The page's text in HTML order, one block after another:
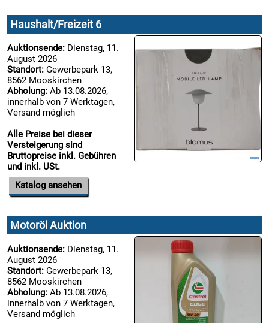
18.08:
18.08:
18.08:
18.08:
18.08:
19.08:
19.08:
19.08:
Haushalt/Freizeit 6
Auktionsende: Dienstag, 11.
August 2026
Standort: Gewerbepark 13,
8562 Mooskirchen
Abholung: Ab 13.08.2026,
innerhalb von 7 Werktagen,
Versand möglich
Alle Preise bei dieser
Versteigerung sind
Bruttopreise inkl. Gebühren
und inkl. USt.
Katalog ansehen
Motoröl Auktion
Auktionsende: Dienstag, 11.
August 2026
Standort: Gewerbepark 13,
8562 Mooskirchen
Abholung: Ab 13.08.2026,
innerhalb von 7 Werktagen,
Versand möglich